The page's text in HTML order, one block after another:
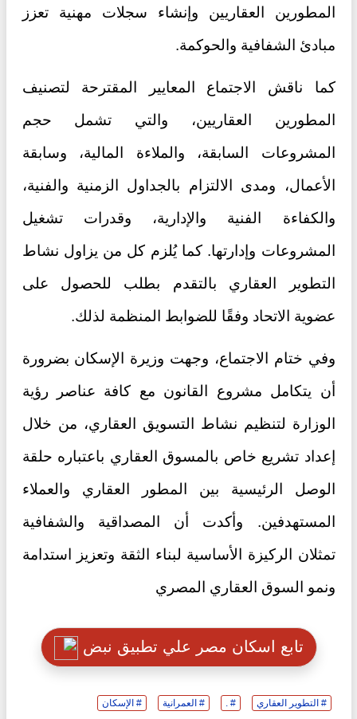
المطورين العقاريين وإنشاء سجلات مهنية تعزز
مبادئ الشفافية والحوكمة.
كما ناقش الاجتماع المعايير المقترحة لتصنيف
المطورين العقاريين، والتي تشمل حجم
المشروعات السابقة، والملاءة المالية، وسابقة
الأعمال، ومدى الالتزام بالجداول الزمنية والفنية،
والكفاءة الفنية والإدارية، وقدرات تشغيل
المشروعات وإدارتها. كما يُلزم كل من يزاول نشاط
التطوير العقاري بالتقدم بطلب للحصول على
عضوية الاتحاد وفقًا للضوابط المنظمة لذلك.
وفي ختام الاجتماع، وجهت وزيرة الإسكان بضرورة
أن يتكامل مشروع القانون مع كافة عناصر رؤية
الوزارة لتنظيم نشاط التسويق العقاري، من خلال
إعداد تشريع خاص بالمسوق العقاري باعتباره حلقة
الوصل الرئيسية بين المطور العقاري والعملاء
المستهدفين. وأكدت أن المصداقية والشفافية
تمثلان الركيزة الأساسية لبناء الثقة وتعزيز استدامة
ونمو السوق العقاري المصري
تابع اسكان مصر علي تطبيق نبض
# التطوير العقاري # . # العمرانية # الإسكان